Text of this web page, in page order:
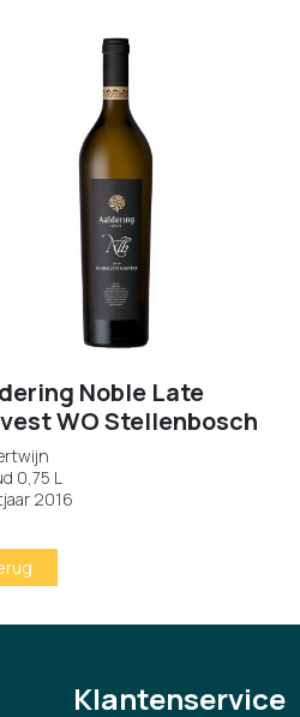
Noble Late
WO Stellenbosch
0,75 L
2016
Klantenservice